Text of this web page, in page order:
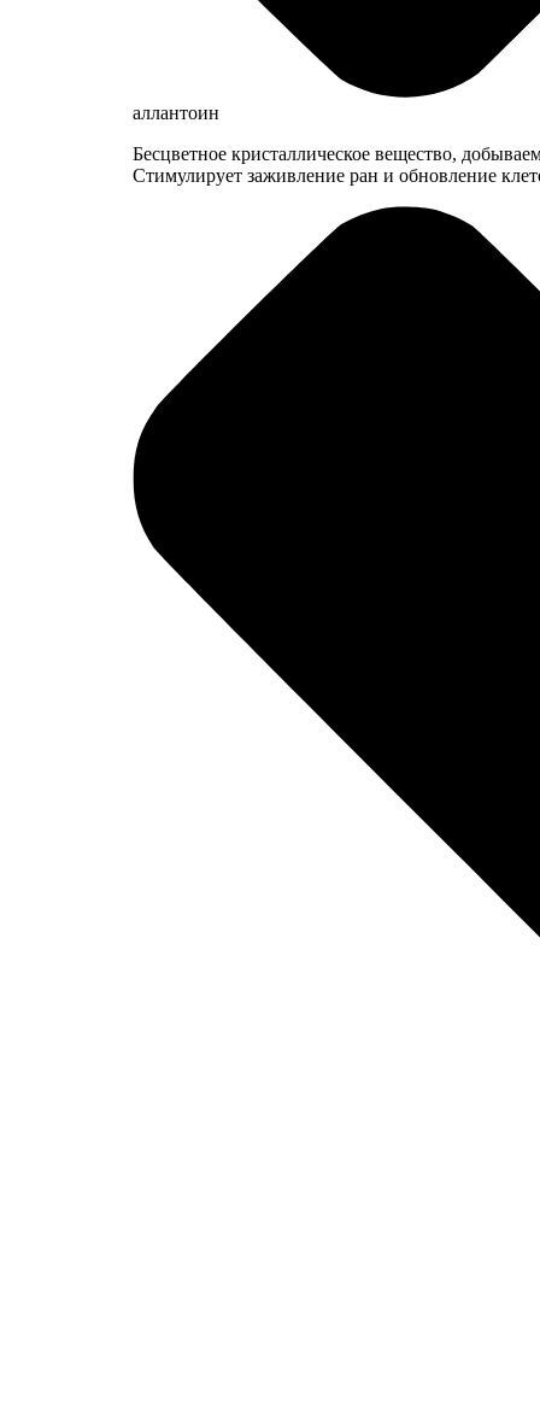
аллантоин
Бесцветное кристаллическое вещество,
Стимулирует заживление ран и обновление